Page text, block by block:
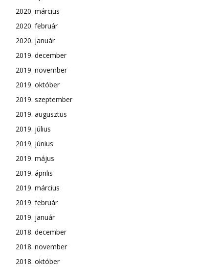
2020. március
2020. február
2020. január
2019. december
2019. november
2019. október
2019. szeptember
2019. augusztus
2019. július
2019. június
2019. május
2019. április
2019. március
2019. február
2019. január
2018. december
2018. november
2018. október